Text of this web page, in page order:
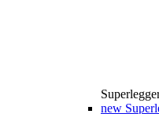
new